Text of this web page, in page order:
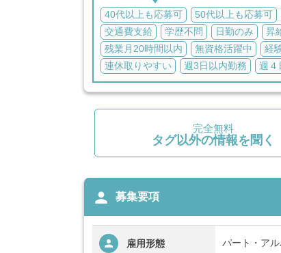
40代以上も応募可 50代以上も応募可
交通費支給
学歴不問 日勤のみ 昇
残業月20時間以内
無資格活躍中 経
連休取りやすい
週3日以内勤務 週４
完全無料
タグ以外の情報を聞く
person 募集要項
雇用形態 パート・アル